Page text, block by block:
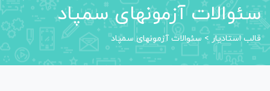
سئوالات آزمونهای سمپاد
قالب استادیار > سئوالات آزمونهای سمپاد